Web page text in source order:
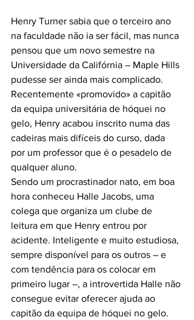
Henry Turner sabia que o terceiro ano
na faculdade não ia ser fácil, mas nunca
pensou que um novo semestre na
Universidade da Califórnia – Maple Hills
pudesse ser ainda mais complicado.
Recentemente «promovido» a capitão
da equipa universitária de hóquei no
gelo, Henry acabou inscrito numa das
cadeiras mais difíceis do curso, dada
por um professor que é o pesadelo de
qualquer aluno.
Sendo um procrastinador nato, em boa
hora conheceu Halle Jacobs, uma
colega que organiza um clube de
leitura em que Henry entrou por
acidente. Inteligente e muito estudiosa,
sempre disponível para os outros – e
com tendência para os colocar em
primeiro lugar –, a introvertida Halle não
consegue evitar oferecer ajuda ao
capitão da equipa de hóquei no gelo.